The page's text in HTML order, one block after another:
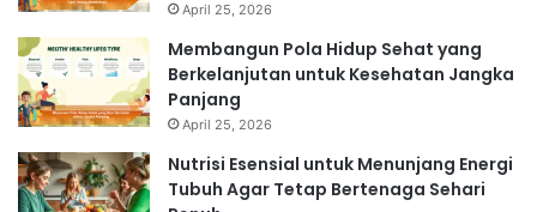
April 25, 2026
Membangun Pola Hidup Sehat yang
Berkelanjutan untuk Kesehatan Jangka
Panjang
April 25, 2026
Nutrisi Esensial untuk Menunjang Energi
Tubuh Agar Tetap Bertenaga Sehari